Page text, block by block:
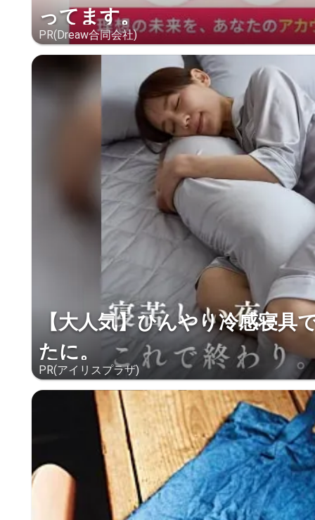
ってます。
PR(Dreaw合同会社)
【大人気】ひんやり冷感寝具
たに。
PR(アイリスプラザ)